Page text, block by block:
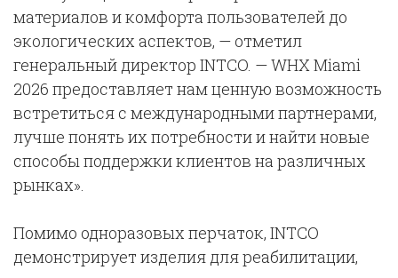
материалов и комфорта пользователей до
экологических аспектов, — отметил
генеральный директор INTCO. — WHX Miami
2026 предоставляет нам ценную возможность
встретиться с международными партнерами,
лучше понять их потребности и найти новые
способы поддержки клиентов на различных
рынках».
Помимо одноразовых перчаток, INTCO
демонстрирует изделия для реабилитации,